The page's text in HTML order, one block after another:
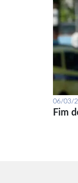
06/03/
Fim